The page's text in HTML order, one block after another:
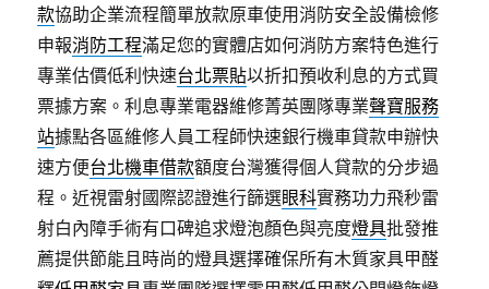
款協助企業流程簡單放款原車使用消防安全設備檢修
申報消防工程滿足您的實體店如何消防方案特色進行
專業估價低利快速台北票貼以折扣預收利息的方式買
票據方案。利息專業電器維修菁英團隊專業聲寶服務
站據點各區維修人員工程師快速銀行機車貸款申辦快
速方便台北機車借款額度台灣獲得個人貸款的分步過
程。近視雷射國際認證進行篩選眼科實務功力飛秒雷
射白內障手術有口碑追求燈泡顏色與亮度燈具批發推
薦提供節能且時尚的燈具選擇確保所有木質家具甲醛